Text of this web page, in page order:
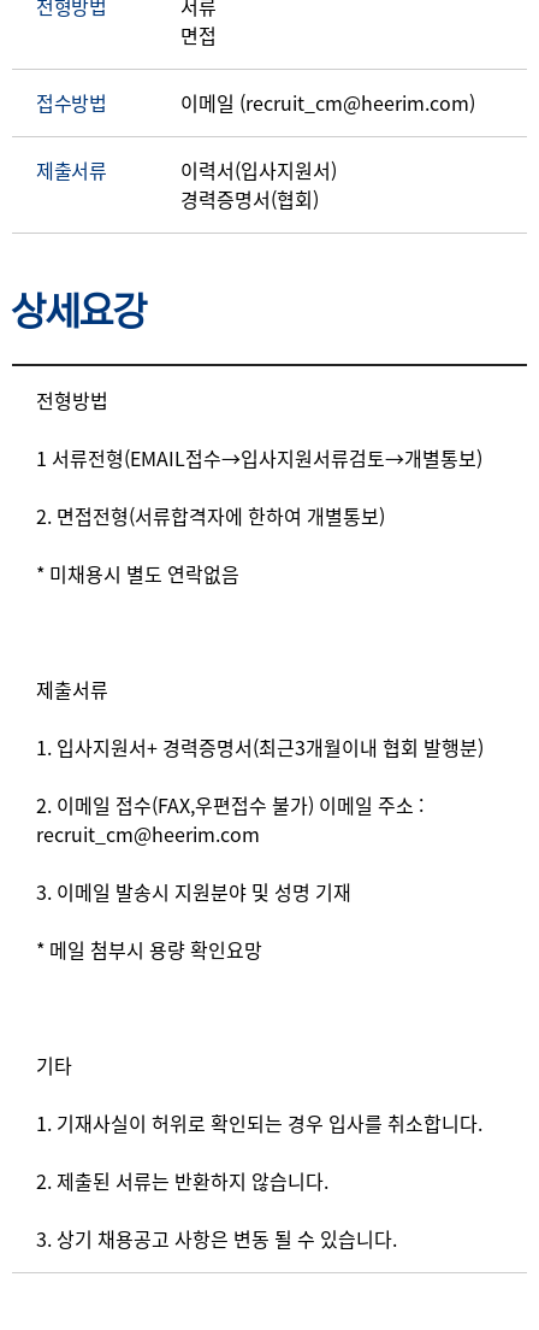
전형방법
서류
면접
접수방법 이메일 (recruit_cm@heerim.com)
제출서류
이력서(입사지원서)
경력증명서(협회)
상세요강
상세요강
전형방법
1 서류전형(EMAIL접수→입사지원서류검토→개별통보)
2. 면접전형(서류합격자에 한하여 개별통보)
* 미채용시 별도 연락없음
제출서류
1. 입사지원서+ 경력증명서(최근3개월이내 협회 발행분)
2. 이메일 접수(FAX,우편접수 불가) 이메일 주소 :
recruit_cm@heerim.com
3. 이메일 발송시 지원분야 및 성명 기재
* 메일 첨부시 용량 확인요망
기타
1. 기재사실이 허위로 확인되는 경우 입사를 취소합니다.
2. 제출된 서류는 반환하지 않습니다.
3. 상기 채용공고 사항은 변동 될 수 있습니다.